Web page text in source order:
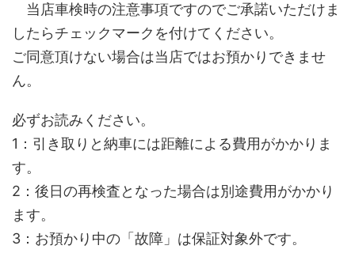
当店車検時の注意事項ですのでご承諾いただけま
したらチェックマークを付けてください。
ご同意頂けない場合は当店ではお預かりできませ
ん。
必ずお読みください。
1：引き取りと納車には距離による費用がかかりま
す。
2：後日の再検査となった場合は別途費用がかかり
ます。
3：お預かり中の「故障」は保証対象外です。